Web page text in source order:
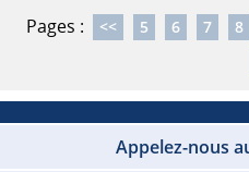
Pages : << 5 6 7 8
Appelez-nous